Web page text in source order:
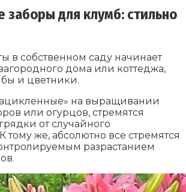
заборы для клумб: стильно
в собственном саду начинает
дома или коттеджа,
и цветники.
на выращивании
или огурцов, стремятся
от случайного
тому же, абсолютно все стремятся
разрастанием